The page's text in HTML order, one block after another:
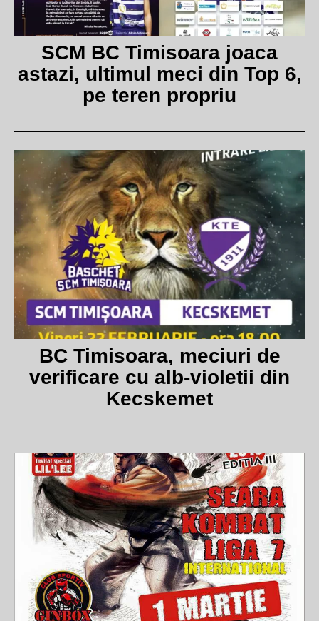
SCM BC Timisoara joaca
astazi, ultimul meci din Top 6,
pe teren propriu
BC Timisoara, meciuri de
verificare cu alb-violetii din
Kecskemet